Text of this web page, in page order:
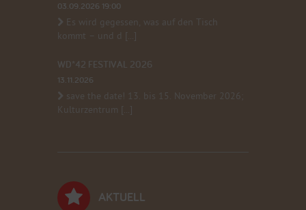
03.09.2026 19:00
Es wird gegessen, was auf den Tisch
kommt – und d [...]
WD*42 FESTIVAL 2026
13.11.2026
save the date! 13. bis 15. November 2026;
Kulturzentrum [...]
AKTUELL